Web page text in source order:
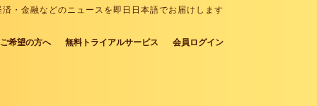
・金融などのニュースを即日日本語でお届けします
希望の方へ 無料トライアルサービス 会員ログイン